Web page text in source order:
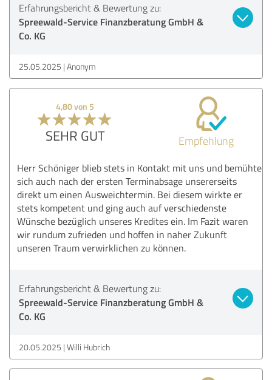
Erfahrungsbericht & Bewertung zu:
Spreewald-Service Finanzberatung GmbH &
Co. KG
25.05.2025 Anonym
4,80 von 5
SEHR GUT Empfehlung
Herr Schöniger blieb stets in Kontakt mit uns und bemühte
sich auch nach der ersten Terminabsage unsererseits
direkt um einen Ausweichtermin. Bei diesem wirkte er
stets kompetent und ging auch auf verschiedenste
Wünsche bezüglich unseres Kredites ein. Im Fazit waren
wir rundum zufrieden und hoffen in naher Zukunft
unseren Traum verwirklichen zu können.
Erfahrungsbericht & Bewertung zu:
Spreewald-Service Finanzberatung GmbH &
Co. KG
20.05.2025 Willi Hubrich